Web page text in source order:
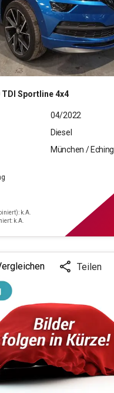
TDI Sportline 4x4
04/2022
Diesel
München / Eching
k.A.
k.A.
Teilen